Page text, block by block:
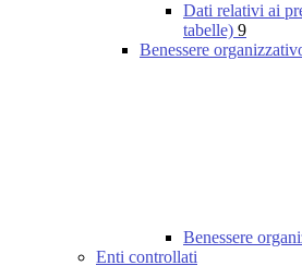
Dati relativi ai
tabelle) 9
Benessere
Benessere
Enti controllati